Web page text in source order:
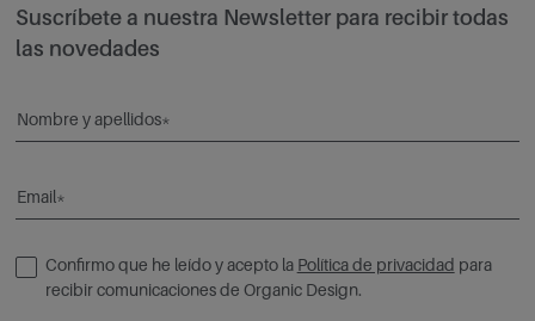
Suscríbete a nuestra Newsletter para recibir todas
las novedades
Nombre y apellidos*
Email*
Confirmo que he leído y acepto la Política de privacidad para
recibir comunicaciones de Organic Design.